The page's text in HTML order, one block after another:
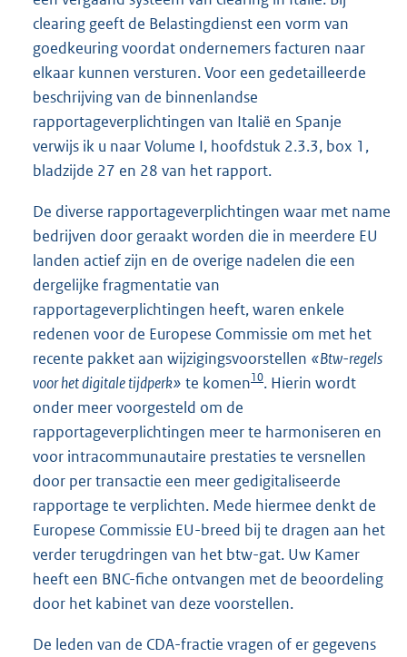
clearing geeft de Belastingdienst een vorm van
goedkeuring voordat ondernemers facturen naar
elkaar kunnen versturen. Voor een gedetailleerde
beschrijving van de binnenlandse
rapportageverplichtingen van Italië en Spanje
verwijs ik u naar Volume I, hoofdstuk 2.3.3, box 1,
bladzijde 27 en 28 van het rapport.
De diverse rapportageverplichtingen waar met name
bedrijven door geraakt worden die in meerdere EU
landen actief zijn en de overige nadelen die een
dergelijke fragmentatie van
rapportageverplichtingen heeft, waren enkele
redenen voor de Europese Commissie om met het
recente pakket aan wijzigingsvoorstellen «Btw-regels
voor het digitale tijdperk» te komen10. Hierin wordt
onder meer voorgesteld om de
rapportageverplichtingen meer te harmoniseren en
voor intracommunautaire prestaties te versnellen
door per transactie een meer gedigitaliseerde
rapportage te verplichten. Mede hiermee denkt de
Europese Commissie EU-breed bij te dragen aan het
verder terugdringen van het btw-gat. Uw Kamer
heeft een BNC-fiche ontvangen met de beoordeling
door het kabinet van deze voorstellen.
De leden van de CDA-fractie vragen of er gegevens